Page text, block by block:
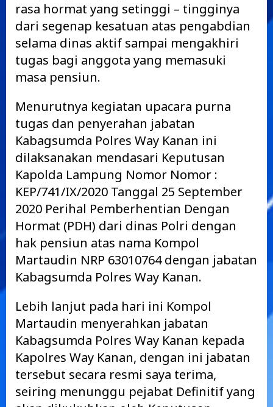
rasa hormat yang setinggi – tingginya
dari segenap kesatuan atas pengabdian
selama dinas aktif sampai mengakhiri
tugas bagi anggota yang memasuki
masa pensiun.
Menurutnya kegiatan upacara purna
tugas dan penyerahan jabatan
Kabagsumda Polres Way Kanan ini
dilaksanakan mendasari Keputusan
Kapolda Lampung Nomor Nomor :
KEP/741/IX/2020 Tanggal 25 September
2020 Perihal Pemberhentian Dengan
Hormat (PDH) dari dinas Polri dengan
hak pensiun atas nama Kompol
Martaudin NRP 63010764 dengan jabatan
Kabagsumda Polres Way Kanan.
Lebih lanjut pada hari ini Kompol
Martaudin menyerahkan jabatan
Kabagsumda Polres Way Kanan kepada
Kapolres Way Kanan, dengan ini jabatan
tersebut secara resmi saya terima,
seiring menunggu pejabat Definitif yang